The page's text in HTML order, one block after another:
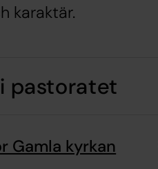
karaktär.
pastoratet
Gamla kyrkan